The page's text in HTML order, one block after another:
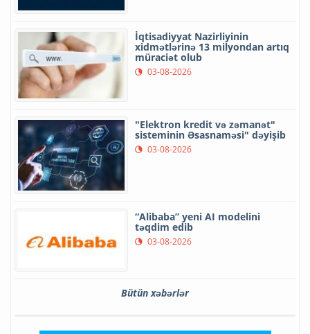
İqtisadiyyat Nazirliyinin
xidmətlərinə 13 milyondan artıq
müraciət olub
03-08-2026
"Elektron kredit və zəmanət"
sisteminin Əsasnaməsi" dəyişib
03-08-2026
“Alibaba” yeni AI modelini
təqdim edib
03-08-2026
Bütün xəbərlər